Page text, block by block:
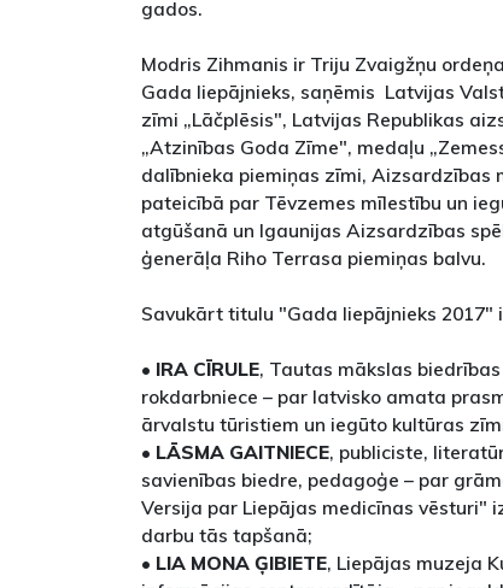
gados.
Modris Zihmanis ir Triju Zvaigžņu
Gada liepājnieks, saņēmis Latvijas
zīmi „Lāčplēsis", Latvijas Republikas
„Atzinības Goda Zīme", medaļu
dalībnieka piemiņas zīmi, Aizsardzības
pateicībā par Tēvzemes mīlestību un
atgūšanā un Igaunijas Aizsardzības
ģenerāļa Riho Terrasa piemiņas balvu.
Savukārt titulu "Gada liepājnieks 2017"
• IRA CĪRULE, Tautas mākslas
rokdarbniece – par latvisko amata
ārvalstu tūristiem un iegūto kultūras
• LĀSMA GAITNIECE, publiciste,
savienības biedre, pedagoģe – par
Versija par Liepājas medicīnas vēsturi"
darbu tās tapšanā;
• LIA MONA ĢIBIETE, Liepājas muzeja